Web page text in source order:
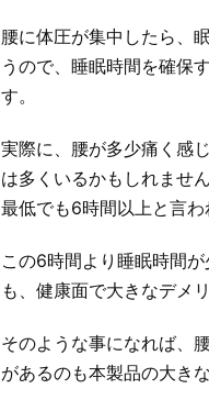
腰に体圧が集中したら、
うので、睡眠時間を確保
す。
実際に、腰が多少痛く感
は多くいるかもしれませ
最低でも6時間以上と言わ
この6時間より睡眠時間
も、健康面で大きなデメ
そのような事になれば、
があるのも本製品の大き